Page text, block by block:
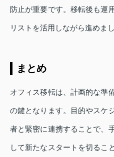
防止が重要です。移転後も運
リストを活用しながら進めまし
まとめ
オフィス移転は、計画的な準
の鍵となります。目的やスケ
者と緊密に連携することで、
して新たなスタートを切るこ